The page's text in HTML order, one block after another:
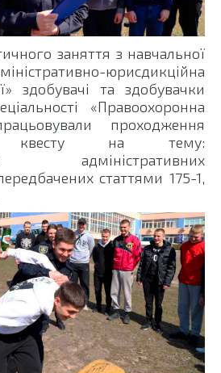
заняття з навчальної
юрисдикційна
здобувачі та здобувачки
«Правоохоронна
проходження
квесту на тему:
адміністративних
статтями 175-1,